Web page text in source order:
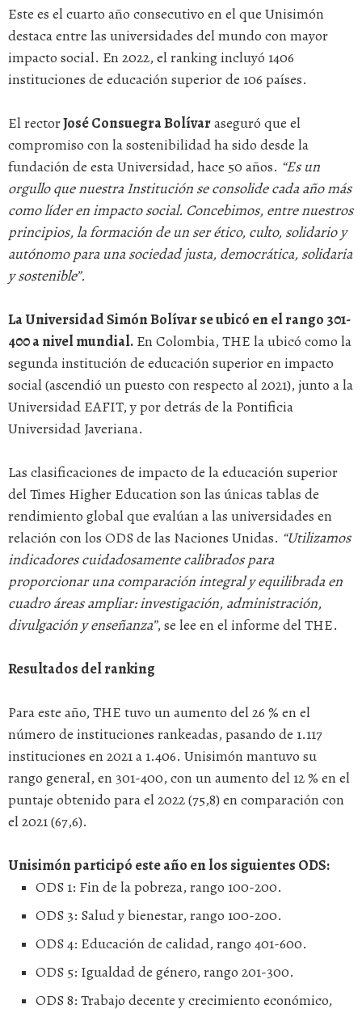
Este es el cuarto año consecutivo en el que Unisimón
destaca entre las universidades del mundo con mayor
impacto social. En 2022, el ranking incluyó 1406
instituciones de educación superior de 106 países.
El rectorJosé Consuegra Bolívaraseguró que el
compromiso con la sostenibilidad ha sido desde la
fundación de esta Universidad, hace 50 años. “Es un
orgullo que nuestra Institución se consolide cada año más
como líder en impacto social. Concebimos, entre nuestros
principios, la formación de un ser ético, culto, solidario y
autónomo para una sociedad justa, democrática, solidaria
y sostenible”.
La Universidad Simón Bolívar se ubicó en el rango 301-
400 a nivel mundial. En Colombia, THE la ubicó como la
segunda institución de educación superior en impacto
social (ascendió un puesto con respecto al 2021), junto a la
Universidad EAFIT, y por detrás de la Pontificia
Universidad Javeriana.
Las clasificaciones de impacto de la educación superior
del Times Higher Education son las únicas tablas de
rendimiento global que evalúan a las universidades en
relación con los ODS de las Naciones Unidas. “Utilizamos
indicadores cuidadosamente calibrados para
proporcionar una comparación integral y equilibrada en
cuadro áreas ampliar: investigación, administración,
divulgación y enseñanza”, se lee en el informe del THE.
Resultados del ranking
Para este año, THE tuvo un aumento del 26 % en el
número de instituciones rankeadas, pasando de 1.117
instituciones en 2021 a 1.406. Unisimón mantuvo su
rango general, en 301-400, con un aumento del 12 % en el
puntaje obtenido para el 2022 (75,8) en comparación con
el 2021 (67,6).
Unisimón participó este año en los siguientes ODS:
ODS 1: Fin de la pobreza, rango 100-200.
ODS 3: Salud y bienestar, rango 100-200.
ODS 4: Educación de calidad, rango 401-600.
ODS 5: Igualdad de género, rango 201-300.
ODS 8: Trabajo decente y crecimiento económico,